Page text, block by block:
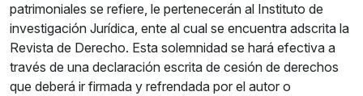
patrimoniales se refiere, le pertenecerán al Instituto de
investigación Jurídica, ente al cual se encuentra adscrita la
Revista de Derecho. Esta solemnidad se hará efectiva a
través de una declaración escrita de cesión de derechos
que deberá ir firmada y refrendada por el autor o